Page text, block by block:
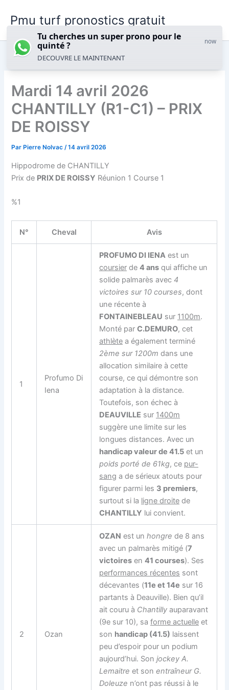
Pmu turf pronostics gratuit
Mardi 14 avril 2026
CHANTILLY (R1-C1) – PRIX
DE ROISSY
Par Pierre Nolvac/14 avril 2026
Hippodrome de CHANTILLY
Prix de PRIX DE ROISSY Réunion 1 Course 1
%1
N° Cheval Avis
1
Profumo Di
Iena
PROFUMO DI IENA est un
coursier de4 ans qui affiche un
solide palmarès avec4
victoires sur 10 courses, dont
une récente à
FONTAINEBLEAU sur 1100m.
Monté parC.DEMURO, cet
athlète a également terminé
2ème sur 1200m dans une
allocation similaire à cette
course, ce qui démontre son
adaptation à la distance.
Toutefois, son échec à
DEAUVILLE sur 1400m
suggère une limite sur les
longues distances. Avec un
handicap valeur de 41.5 et un
poids porté de 61kg, ce pur-
sang a de sérieux atouts pour
figurer parmi les 3 premiers,
surtout si la ligne droite de
CHANTILLY lui convient.
2 Ozan
OZAN est unhongre de 8 ans
avec un palmarès mitigé (7
victoires en41 courses). Ses
performances récentes sont
décevantes (11e et 14e sur 16
partants à Deauville). Bien qu’il
ait couru à Chantilly auparavant
(9e sur 10), saforme actuelle et
son handicap (41.5) laissent
peu d’espoir pour un podium
aujourd’hui. Sonjockey A.
Lemaitre et sonentraîneur G.
Doleuze n’ont pas réussi à le
Tu cherches un super prono pour le
quinté ?
now
DECOUVRE LE MAINTENANT